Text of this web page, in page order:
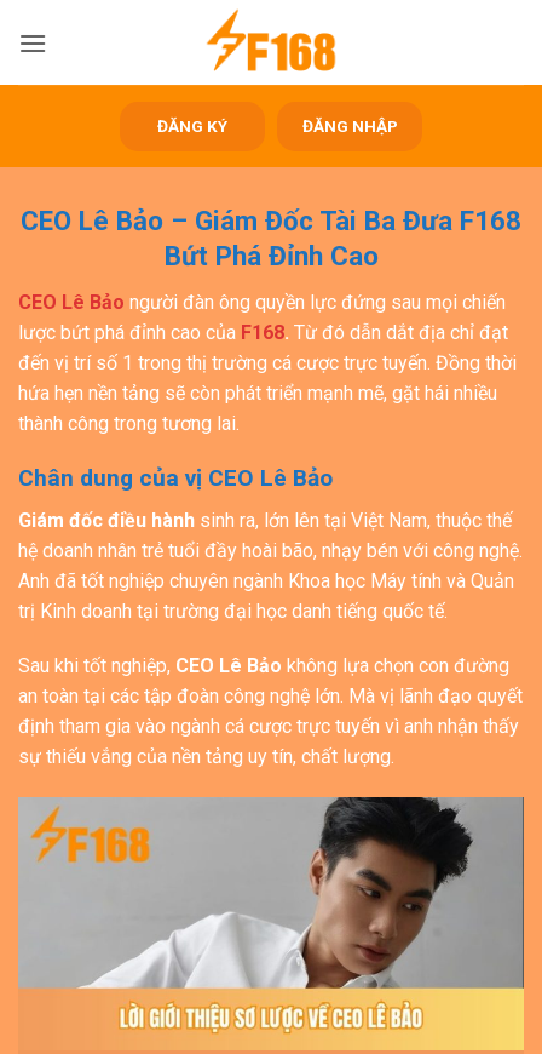
qua
ĐĂNG KÝ ĐĂNG NHẬP
CEO Lê Bảo – Giám Đốc Tài Ba Đưa F168
Bứt Phá Đỉnh Cao
CEO Lê Bảo người đàn ông quyền lực đứng sau mọi chiến
lược bứt phá đỉnh cao của F168. Từ đó dẫn dắt địa chỉ đạt
đến vị trí số 1 trong thị trường cá cược trực tuyến. Đồng thời
hứa hẹn nền tảng sẽ còn phát triển mạnh mẽ, gặt hái nhiều
thành công trong tương lai.
Chân dung của vị CEO Lê Bảo
Giám đốc điều hành sinh ra, lớn lên tại Việt Nam, thuộc thế
hệ doanh nhân trẻ tuổi đầy hoài bão, nhạy bén với công nghệ.
Anh đã tốt nghiệp chuyên ngành Khoa học Máy tính và Quản
trị Kinh doanh tại trường đại học danh tiếng quốc tế.
Sau khi tốt nghiệp, CEO Lê Bảo không lựa chọn con đường
an toàn tại các tập đoàn công nghệ lớn. Mà vị lãnh đạo quyết
định tham gia vào ngành cá cược trực tuyến vì anh nhận thấy
sự thiếu vắng của nền tảng uy tín, chất lượng.